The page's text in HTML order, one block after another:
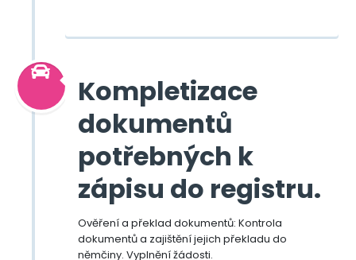
Kompletizace
dokumentů
potřebných k
zápisu do registru.
Ověření a překlad dokumentů: Kontrola
dokumentů a zajištění jejich překladu do
němčiny. Vyplnění žádosti.